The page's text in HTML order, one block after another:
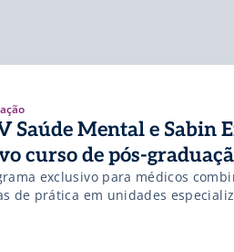
Saúde Mental e Sabin
curso de pós-
exclusivo para médicos
de prática em unidades